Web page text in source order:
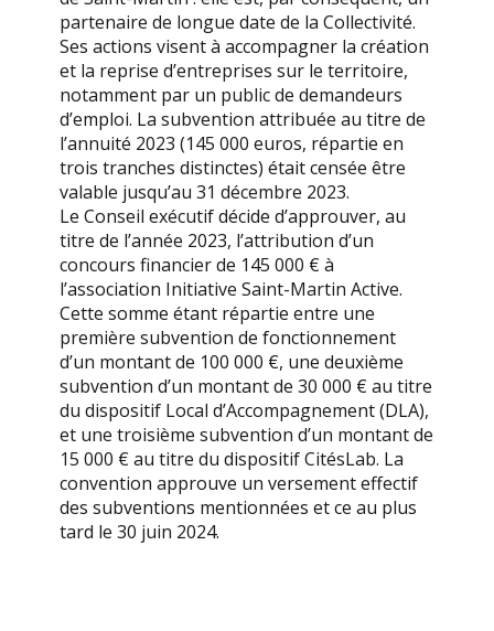
partenaire de longue date de la Collectivité.
Ses actions visent à accompagner la création
et la reprise d’entreprises sur le territoire,
notamment par un public de demandeurs
d’emploi. La subvention attribuée au titre de
l’annuité 2023 (145 000 euros, répartie en
trois tranches distinctes) était censée être
valable jusqu’au 31 décembre 2023.
Le Conseil exécutif décide d’approuver, au
titre de l’année 2023, l’attribution d’un
concours financier de 145 000 € à
l’association Initiative Saint-Martin Active.
Cette somme étant répartie entre une
première subvention de fonctionnement
d’un montant de 100 000 €, une deuxième
subvention d’un montant de 30 000 € au titre
du dispositif Local d’Accompagnement (DLA),
et une troisième subvention d’un montant de
15 000 € au titre du dispositif CitésLab. La
convention approuve un versement effectif
des subventions mentionnées et ce au plus
tard le 30 juin 2024.